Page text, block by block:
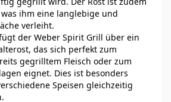
ihm eine langlebige und
verleiht.
der Weber Spirit Grill über ein
das sich perfekt zum
gegrilltem Fleisch oder zum
eignet. Dies ist besonders
Speisen gleichzeitig